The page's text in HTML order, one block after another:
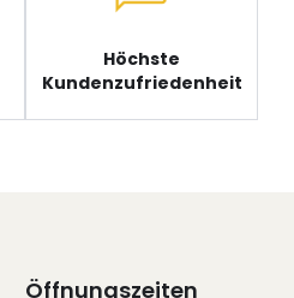
Höchste
Kundenzufriedenheit
Öffnungszeiten